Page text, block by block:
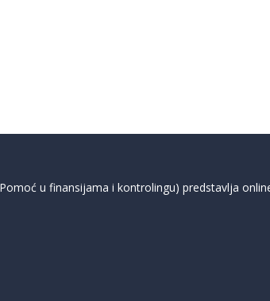
u finansijama i kontrolingu) predstavlja